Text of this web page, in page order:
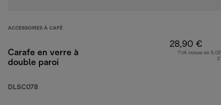
ACCESSOIRES À CAFÉ
Carafe en verre à
double paroi
DLSC078
28,90 €
TVA incluse de